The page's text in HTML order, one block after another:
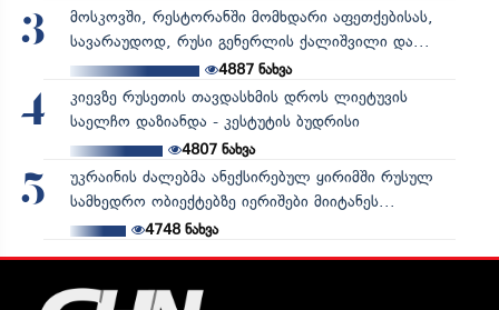
3
მოსკოვში, რესტორანში მომხდარი აფეთქებისას,
სავარაუდოდ, რუსი გენერლის ქალიშვილი და...
4887ნახვა
4
კიევზე რუსეთის თავდასხმის დროს ლიეტუვის
საელჩო დაზიანდა - კესტუტის ბუდრისი
4807ნახვა
5
უკრაინის ძალებმა ანექსირებულ ყირიმში რუსულ
სამხედრო ობიექტებზე იერიშები მიიტანეს...
4748ნახვა